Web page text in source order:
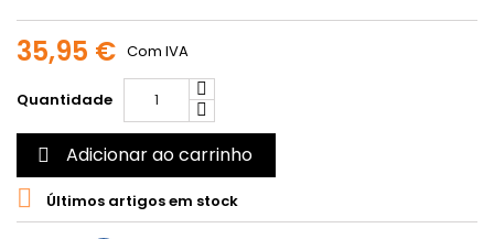
35,95 € Com IVA
Quantidade
 Adicionar ao carrinho
 Últimos artigos em stock